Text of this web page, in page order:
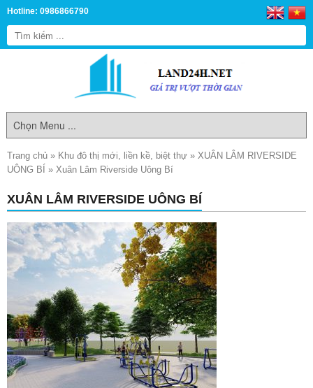
Hotline: 0986866790
Trang chủ » Khu đô thị mới, liền kề, biệt thự » XUÂN LÂM RIVERSIDE
UÔNG BÍ » Xuân Lâm Riverside Uông Bí
XUÂN LÂM RIVERSIDE UÔNG BÍ